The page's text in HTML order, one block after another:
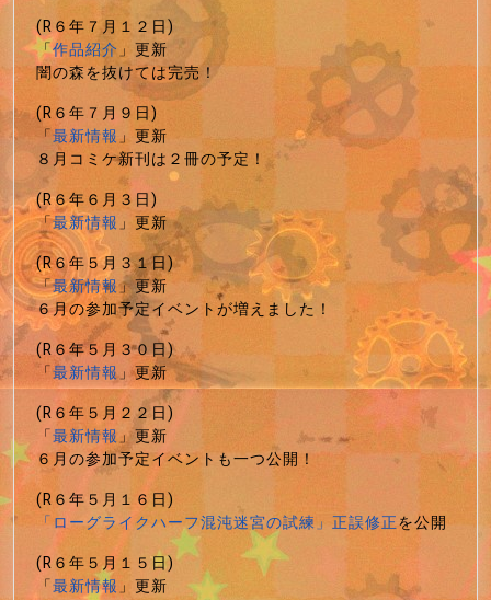
(R６年７月１２日)
「作品紹介」更新
闇の森を抜けては完売！
(R６年７月９日)
「最新情報」更新
８月コミケ新刊は２冊の予定！
(R６年６月３日)
「最新情報」更新
(R６年５月３１日)
「最新情報」更新
６月の参加予定イベントが増えました！
(R６年５月３０日)
「最新情報」更新
(R６年５月２２日)
「最新情報」更新
６月の参加予定イベントも一つ公開！
(R６年５月１６日)
「ローグライクハーフ混沌迷宮の試練」正誤修正を公開
(R６年５月１５日)
「最新情報」更新